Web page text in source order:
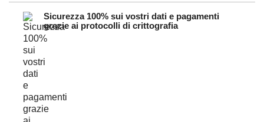
Sicurezza 100% sui vostri dati e pagamenti
grazie ai protocolli di crittografia